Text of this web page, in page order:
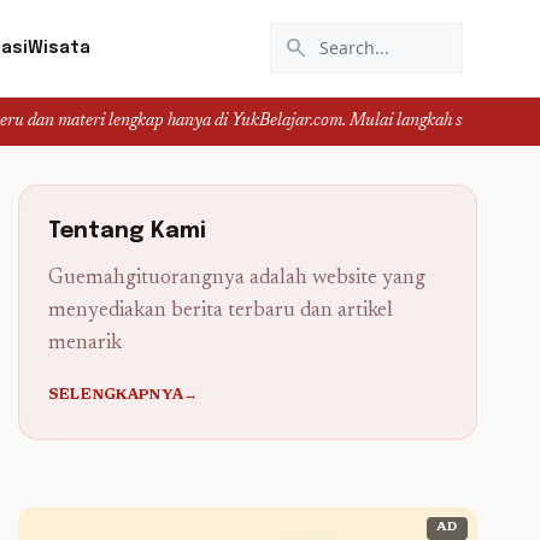
Wisata search
lengkap hanya di YukBelajar.com. Mulai langkah suksesmu hari ini! •
Tentang Kami
Guemahgituorangnya adalah website yang
menyediakan berita terbaru dan artikel
menarik
SELENGKAPNYA→
AD